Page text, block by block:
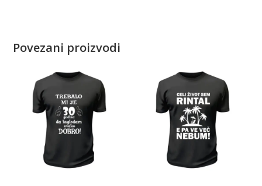
Povezani proizvodi